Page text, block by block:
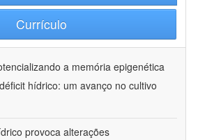
Currículo
a memória epigenética
hídrico: um avanço no cultivo
provoca alterações